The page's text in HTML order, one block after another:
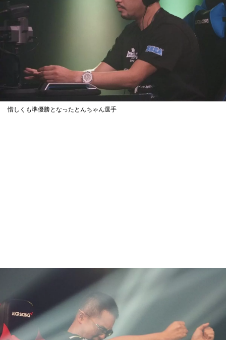
惜しくも準優勝となったとんちゃん選手